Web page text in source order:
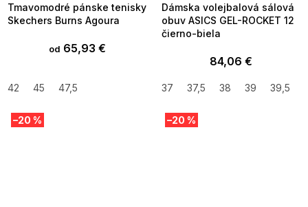
Tmavomodré pánske tenisky
Skechers Burns Agoura
od 65,93 €
42 45 47,5
Dámska volejbalová sálová
obuv ASICS GEL-ROCKET 12
čierno-biela
84,06 €
37 37,5 38 39 39,5
–20 % –20 %